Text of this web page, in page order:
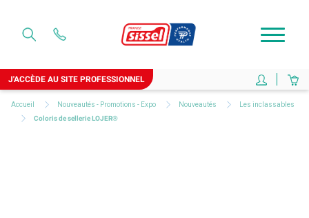
J'ACCÈDE AU SITE PROFESSIONNEL
Accueil Nouveautés - Promotions - Expo Nouveautés
Les inclassables
Coloris de sellerie LOJER®